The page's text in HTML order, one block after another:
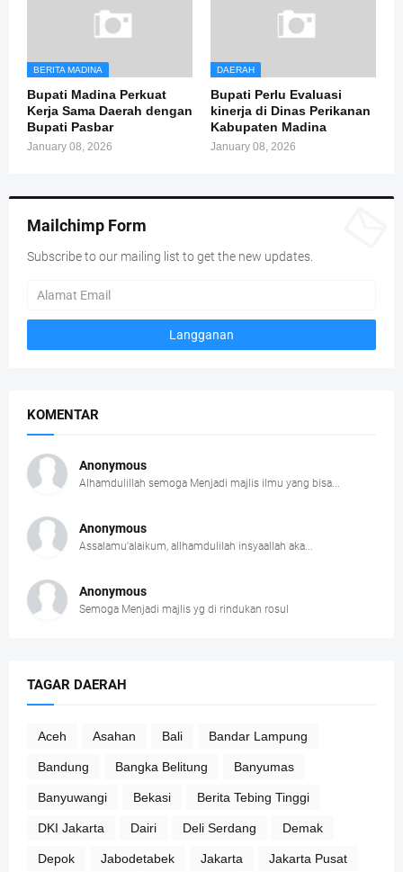
BERITA MADINA
Bupati Madina Perkuat
Kerja Sama Daerah dengan
Bupati Pasbar
January 08, 2026
DAERAH
Bupati Perlu Evaluasi
kinerja di Dinas Perikanan
Kabupaten Madina
January 08, 2026
Mailchimp Form
Subscribe to our mailing list to get the new updates.
KOMENTAR
Anonymous
Alhamdulillah semoga Menjadi majlis ilmu yang bisa...
Anonymous
Assalamu'alaikum, allhamdulilah insyaallah aka...
Anonymous
Semoga Menjadi majlis yg di rindukan rosul
TAGAR DAERAH
Aceh Asahan Bali Bandar Lampung
Bandung Bangka Belitung Banyumas
Banyuwangi Bekasi Berita Tebing Tinggi
DKI Jakarta Dairi Deli Serdang Demak
Depok Jabodetabek Jakarta Jakarta Pusat